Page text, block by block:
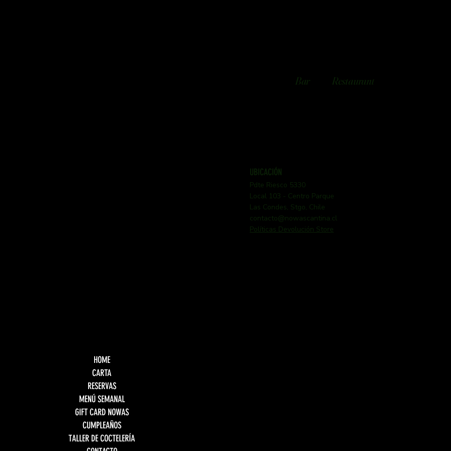
Bar Restaurant
HOME
CARTA
RESERVAS
MENÚ SEMANAL
GIFT CARD NOWAS
CUMPLEAÑOS
TALLER DE COCTELERÍA
UBICACIÓN
Pdte Riesco 5330
Local 103 - Centro Parque
Las Condes, Stgo, Chile
contacto@nowascantina.cl
Políticas Devolución Store